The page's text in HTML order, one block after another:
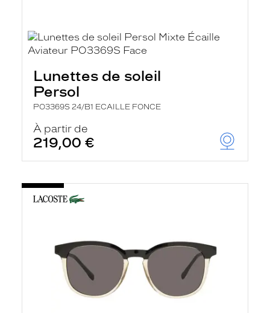
Lunettes de soleil
Persol
PO3369S 24/B1 ECAILLE FONCE
À partir de
219,00 €